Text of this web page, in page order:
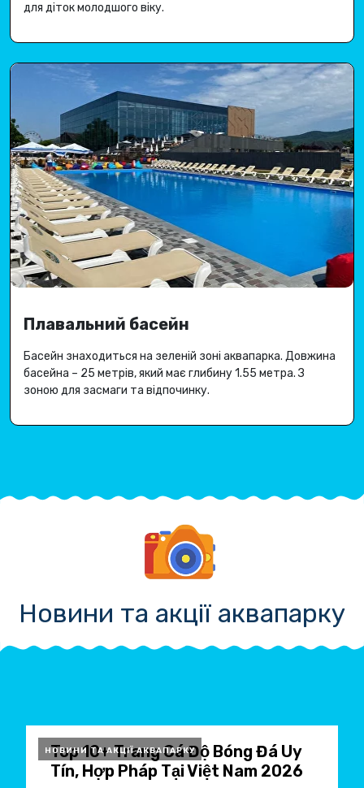
для діток молодшого віку.
Плавальний басейн
Басейн знаходиться на зеленій зоні аквапарка. Довжина
басейна – 25 метрів, який має глибину 1.55 метра.З
зоною для засмаги та відпочинку.
Новини та акції аквапарку
Top 10+ Trang Cá Độ Bóng Đá Uy
Tín, Hợp Pháp Tại Việt Nam 2026
НОВИНИ ТА АКЦІЇ АКВАПАРКУ